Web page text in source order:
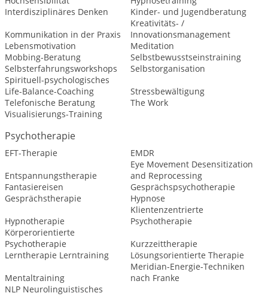
Interdisziplinäres Denken
Kinder- und Jugendberatung
Kommunikation in der Praxis
Kreativitäts- /
Innovationsmanagement
Lebensmotivation
Meditation
Mobbing-Beratung
Selbstbewusstseinstraining
Selbsterfahrungsworkshops
Selbstorganisation
Spirituell-psychologisches
Life-Balance-Coaching
Stressbewältigung
Telefonische Beratung
The Work
Visualisierungs-Training
Psychotherapie
EFT-Therapie
EMDR
Entspannungstherapie
Eye Movement Desensitization
and Reprocessing
Fantasiereisen
Gesprächspsychotherapie
Gesprächstherapie
Hypnose
Hypnotherapie
Klientenzentrierte
Psychotherapie
Körperorientierte
Psychotherapie
Kurzzeittherapie
Lerntherapie Lerntraining
Lösungsorientierte Therapie
Mentaltraining
Meridian-Energie-Techniken
nach Franke
NLP Neurolinguistisches